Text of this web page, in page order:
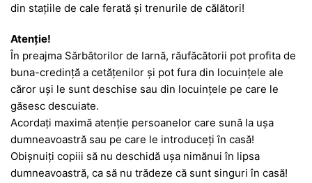
din staţiile de cale ferată şi trenurile de călători!
Atenţie!
În preajma Sărbătorilor de Iarnă, răufăcătorii pot profita de
buna-credinţă a cetăţenilor şi pot fura din locuinţele ale
căror uşi le sunt deschise sau din locuinţele pe care le
găsesc descuiate.
Acordaţi maximă atenţie persoanelor care sună la uşa
dumneavoastră sau pe care le introduceţi în casă!
Obişnuiţi copiii să nu deschidă uşa nimănui în lipsa
dumneavoastră, ca să nu trădeze că sunt singuri în casă!